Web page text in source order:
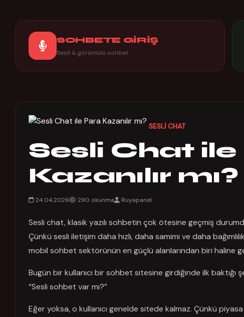
SOHBETE GİRİŞ
Sesli & görüntülü sohbet
SESLI CHAT
Sesli Chat
Kazanılır mı?
24.04.2026 290 okunma Ruyapanel
Sesli chat, klasik yazılı sohbetin çok ötesine geçmiş
Çünkü sesli iletişim daha hızlı, daha samimi ve daha
mobil sohbet sektörünün en güçlü alanlarından biri haline
Bugün bir kullanıcı bir sohbet sitesine girdiğinde ilk baktığı
“Sesli sohbet var mı?”
Eğer yoksa, o kullanıcı genelde sitede kalmaz. Çünkü